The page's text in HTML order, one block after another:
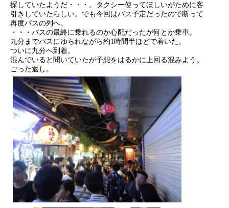
探していたようだ・・・。タクシー使ってほしいがために客
引きしていたらしい。でも今回はバス予定だったので断って
再度バスの列へ。
・・・バスの最終に乗れるのか心配だったが何とか乗車。
九分までバスにゆられながら約1時間半ほどで着いた。
ついに九分へ到着。
混んでいると聞いていたが予想をはるかに上回る混みよう。
ごった返し。